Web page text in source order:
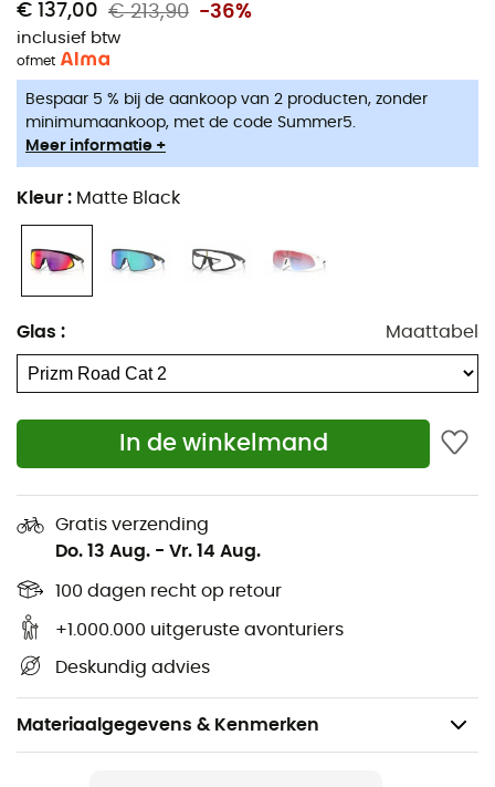
€ 137,00 € 213,90 -36%
inclusief btw
ofmet
Bespaar 5 % bij de aankoop van 2 producten, zonder
minimumaankoop, met de code Summer5.
Meer informatie +
Kleur : Matte Black
Glas : Maattabel
In de winkelmand
Gratis verzending
Do. 13 Aug. - Vr. 14 Aug.
100 dagen recht op retour
+1.000.000 uitgeruste avonturiers
Deskundig advies
Materiaalgegevens & Kenmerken